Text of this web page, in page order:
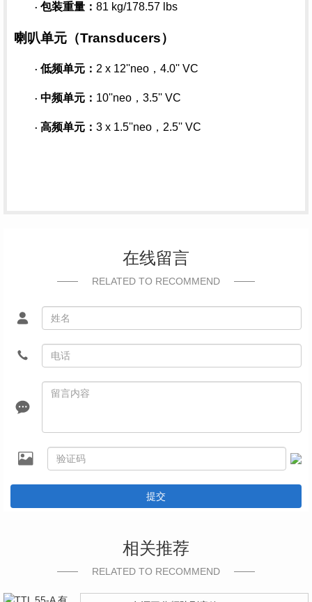
· 包装重量： 81 kg/178.57 lbs
喇叭单元（Transducers）
· 低频单元： 2 x 12''neo，4.0'' VC
· 中频单元： 10''neo，3.5'' VC
· 高频单元： 3 x 1.5''neo，2.5'' VC
在线留言
RELATED TO RECOMMEND
提交
相关推荐
RELATED TO RECOMMEND